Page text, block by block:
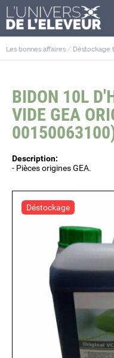
Les bonnes affaires Déstockage
BIDON 10L
VIDE GEA
Description:
- Pièces origines GEA.
Déstockage